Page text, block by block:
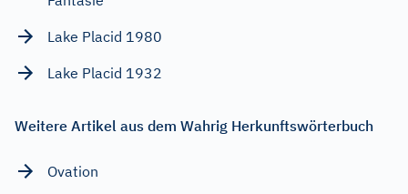
Lake Placid 1980
Lake Placid 1932
Weitere Artikel aus dem Wahrig Herkunftswörterbuch
Ovation